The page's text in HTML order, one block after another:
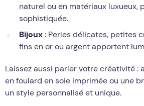
naturel ou en matériaux luxueux,
sophistiquée.
Bijoux: Perles délicates, petites
fins en or ou argent apportent
Laissez aussi parler votre créativité :
en foulard en soie imprimée ou une
un style personnalisé et unique.